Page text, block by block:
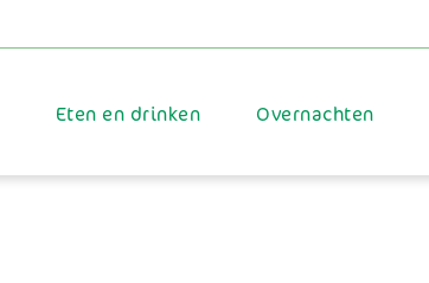
Eten en drinken Overnachten